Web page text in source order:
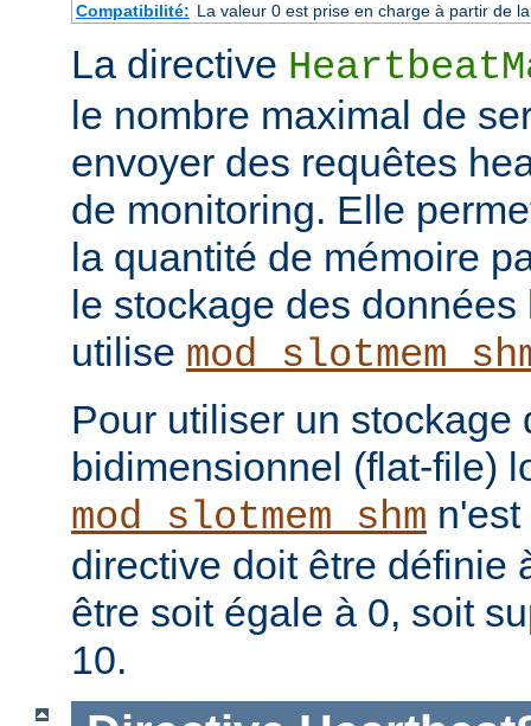
Compatibilité: La valeur 0 est prise en charge à partir de
La directive
le nombre maximal de
envoyer des requêtes
de monitoring. Elle
la quantité de mémoire
le stockage des
utilise
Pour utiliser un stockage
bidimensionnel (flat-file)
mod_slotmem_shm
directive doit être définie
être soit égale à 0, soit
10.